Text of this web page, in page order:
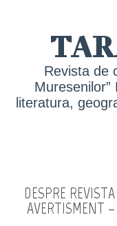
Revista de
literatura,
DESPRE REVISTA
AVERTISMENT –